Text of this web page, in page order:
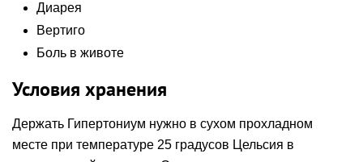
Диарея
Вертиго
Боль в животе
Условия хранения
Держать Гипертониум нужно в сухом прохладном
месте при температуре 25 градусов Цельсия в